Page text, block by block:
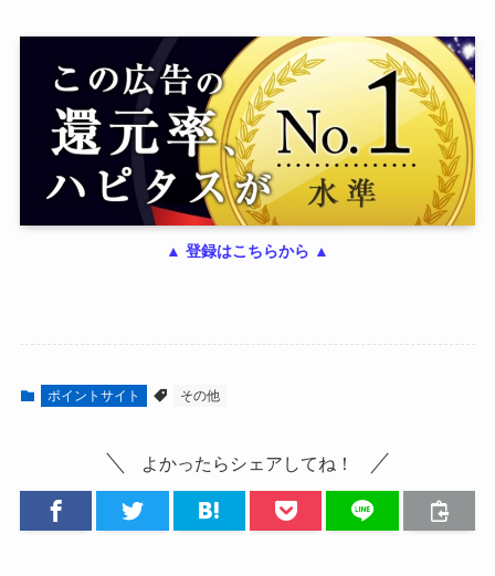
▲ 登録はこちらから ▲
ポイントサイト その他
よかったらシェアしてね！